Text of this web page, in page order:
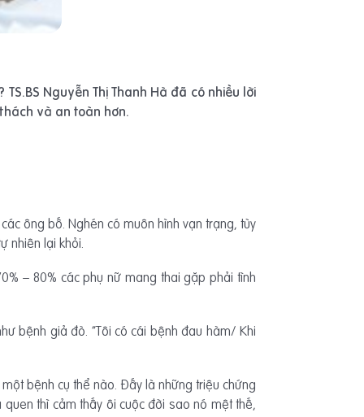
Nguyễn Thị Thanh Hà đã có nhiều lời
và an toàn hơn.
ông bố. Nghén có muôn hình vạn trạng, tùy
nhiên lại khỏi.
– 80% các phụ nữ mang thai gặp phải tình
bệnh giả đò. “Tôi có cái bệnh đau hàm/ Khi
bệnh cụ thể nào. Đấy là những triệu chứng
thì cảm thấy ôi cuộc đời sao nó mệt thế,